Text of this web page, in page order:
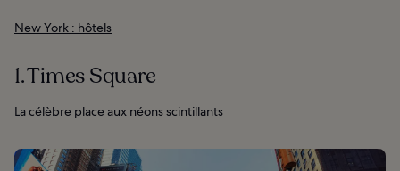
New York : hôtels
1. Times Square
La célèbre place aux néons scintillants